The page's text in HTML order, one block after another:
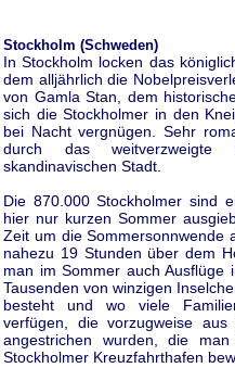
Stockholm (Schweden)
In Stockholm locken das
dem alljährlich die
von Gamla Stan, dem
sich die Stockholmer in den
bei Nacht vergnügen. Sehr
durch das
skandinavischen Stadt.
Die 870.000 Stockholmer sind
hier nur kurzen Sommer
Zeit um die Sommersonnwende
nahezu 19 Stunden über dem
man im Sommer auch
Tausenden von winzigen
besteht und wo viele
verfügen, die vorzugweise
angestrichen wurden, die
Stockholmer Kreuzfahrthafen